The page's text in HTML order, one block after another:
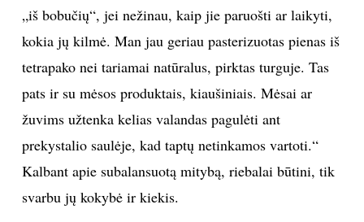
„iš bobučių“, jei nežinau, kaip jie paruošti ar laikyti,
kokia jų kilmė. Man jau geriau pasterizuotas pienas iš
tetrapako nei tariamai natūralus, pirktas turguje. Tas
pats ir su mėsos produktais, kiaušiniais. Mėsai ar
žuvims užtenka kelias valandas pagulėti ant
prekystalio saulėje, kad taptų netinkamos vartoti.“
Kalbant apie subalansuotą mitybą, riebalai būtini, tik
svarbu jų kokybė ir kiekis.